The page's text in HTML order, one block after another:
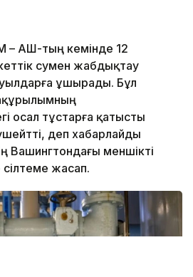
– АҚШ-тың кемінде 12
сумен жабдықтау
ұшырады. Бұл
осал тұстарға қатысты
деп хабарлайды
Вашингтондағы меншікті
сілтеме жасап.